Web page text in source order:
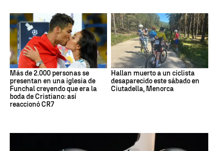
Más de 2.000 personas se
presentan en una iglesia de
Funchal creyendo que era la
boda de Cristiano: así
reaccionó CR7
Hallan muerto a un ciclista
desaparecido este sábado en
Ciutadella, Menorca